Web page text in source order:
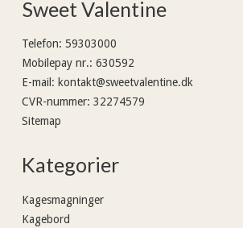
Sweet Valentine
Telefon: 59303000
Mobilepay nr.: 630592
E-mail : kontakt@sweetvalentine.dk
CVR-nummer: 32274579
Sitemap
Kategorier
Kagesmagninger
Kagebord